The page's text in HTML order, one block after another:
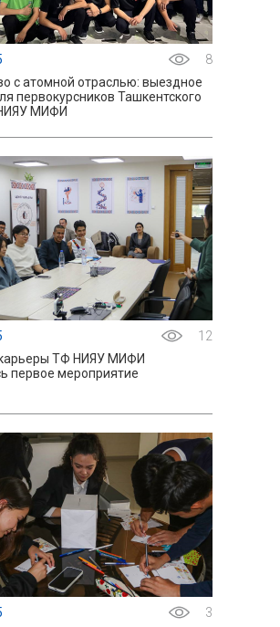
8
с атомной отраслью: выездное
первокурсников Ташкентского
МИФИ
12
ТФ НИЯУ МИФИ
первое мероприятие
3